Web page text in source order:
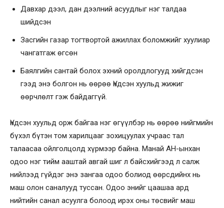
Давхар дээл, дан дээлний асуудлыг нэг талдаа
шийдсэн
Засгийн газар тогтвортой ажиллах боломжийг хуулиар
чангатгаж өгсөн
Баялгийн сантай болох эхний оролдлогууд хийгдсэн
гээд энэ болгон нь өөрөө Үндсэн хуульд жижиг
өөрчлөлт гэж байдаггүй.
Үндсэн хуульд орж байгаа нэг өгүүлбэр нь өөрөө нийгмийн
бүхэл бүтэн том харилцааг зохицуулах учраас тал
талаасаа ойлголцолд хүрмээр байна. Манай АН-ынхан
одоо нэг тийм ааштай авгай шиг л байсхийгээд л салж
нийлээд гүйдэг энэ зангаа одоо болиод өөрсдийнх нь
маш олон саналууд туссан. Одоо энийг цаашаа ард
нийтийн санал асуулга болоод ирэх оны төсвийг маш